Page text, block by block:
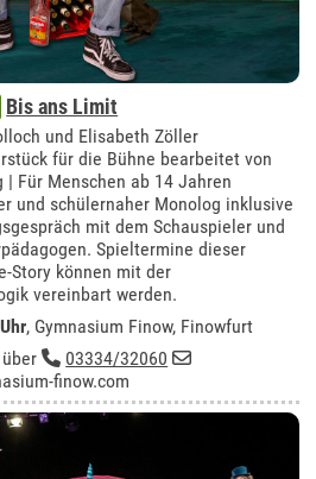
Bis ans Limit
und Elisabeth Zöller
für die Bühne bearbeitet von
| Für Menschen ab 14 Jahren
und schülernaher Monolog inklusive
mit dem Schauspieler und
Spieltermine dieser
Story können mit der
vereinbart werden.
, Gymnasium Finow, Finowfurt
über
03334/32060
finow.com